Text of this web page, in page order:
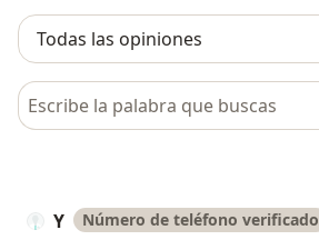
Busca en opiniones
Y Número de teléfono verificado